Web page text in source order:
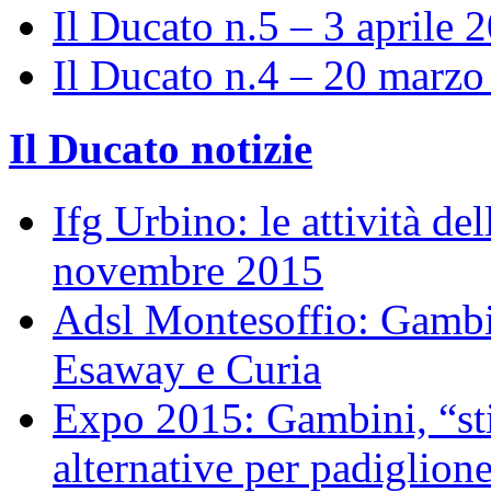
Il Ducato n.5 – 3 aprile
Il Ducato n.4 – 20
Il Ducato notizie
Ifg Urbino: le attività
novembre 2015
Adsl Montesoffio:
Esaway e Curia
Expo 2015: Gambini,
alternative per